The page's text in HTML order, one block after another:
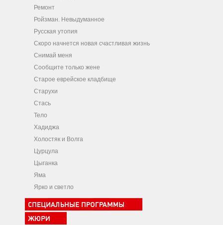
Ремонт
Ройзман. Невыдуманное
Русская утопия
Скоро начнется новая счастливая жизнь
Снимай меня
Сообщите только жене
Старое еврейское кладбище
Старухи
Стась
Тело
Хадиджа
Холостяк и Волга
Цурцула
Цыганка
Яма
Ярко и светло